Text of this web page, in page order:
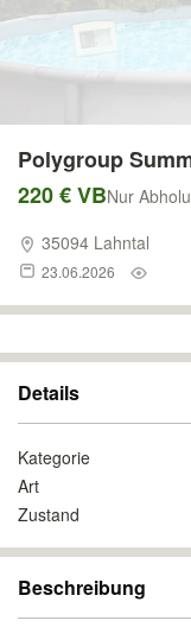
Polygroup
220 € VBNur
35094 Lahntal
23.06.2026
Details
Kategorie
Art
Zustand
Beschreibung